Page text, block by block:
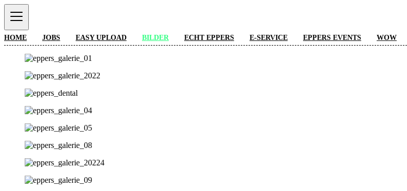
HOME JOBS EASY UPLOAD BILDER ECHT EPPERS E-SERVICE EPPERS EVENTS WOW